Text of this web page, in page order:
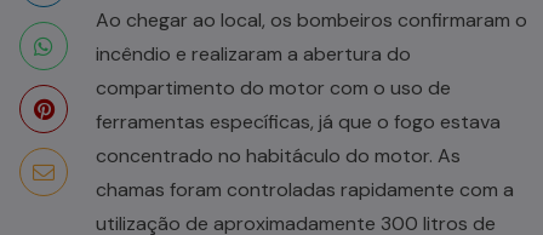
Ao chegar ao local, os bombeiros confirmaram o
incêndio e realizaram a abertura do
compartimento do motor com o uso de
ferramentas específicas, já que o fogo estava
concentrado no habitáculo do motor. As
chamas foram controladas rapidamente com a
utilização de aproximadamente 300 litros de